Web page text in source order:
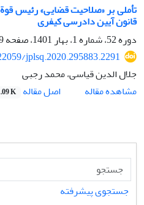
قانون آیین دادرسی کیفری
دوره 52، شماره 1، بهار 1401، صفحه
jplsq.2020.295883.2291
جلال الدین قیاسی، محمد رجبی
مشاهده مقاله
اصل مقاله K
جستجوی پیشرفته